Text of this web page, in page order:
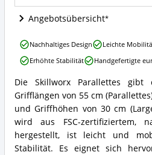
Angebotsübersicht
skillworx
Parallettes
Zusammenfassung:
Was
bietet
Parallettes?
Die Skillworx Parallettes
Grifflängen von 55 cm
und Griffhöhen von 30 cm
wird aus FSC-zertifiziertem,
hergestellt, ist leicht und
Stabilität. Es eignet sich
skillworx
Parallettes
Vorteile:
spricht
für
Parallettes?
Nachhaltiges Design Leichte
Erhöhte Stabilität
Handgefertigte